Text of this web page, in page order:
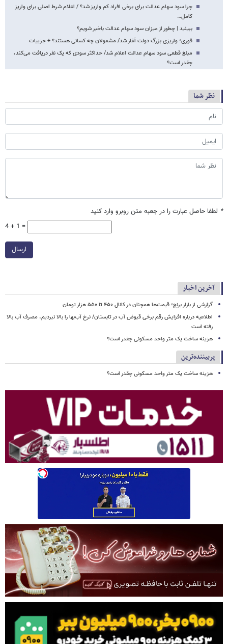
چرا سود سهام عدالت برای برخی افراد کم واریز شد؟ / اعلام شرط اصلی برای واریز
کامل…
ببینید | چطور از میزان سود سهام عدالت باخبر شویم؟
فوری؛ واریزی بزرگ دولت آغاز شد/ مشمولان چه کسانی هستند؟ + جزییات
مبلغ قطعی سود سهام عدالت اعلام شد/ حداکثر سودی که یک نفر دریافت می‌کند،
چقدر است؟
نظر شما
* لطفا حاصل عبارت را در جعبه متن روبرو وارد کنید
4 + 1 =
ارسال
آخرین اخبار
گزارشی از بازار برنج؛ قیمت‌ها همچنان در کانال ۴۵۰ تا ۵۵۰ هزار تومان
اطلاعیه درباره افزایش رقم برخی قبوض آب در تابستان/ نرخ آب‌بها را بالا نبردیم، مصرف آب بالا
رفته است
هزینه ساخت یک متر واحد مسکونی چقدر است؟
پربیننده‌ترین
هزینه ساخت یک متر واحد مسکونی چقدر است؟